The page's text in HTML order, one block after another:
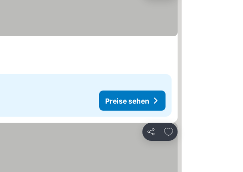
Preise sehen
Teilen
Zu Favoriten